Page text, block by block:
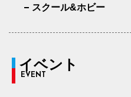
スクール&ホビー
イベント
EVENT